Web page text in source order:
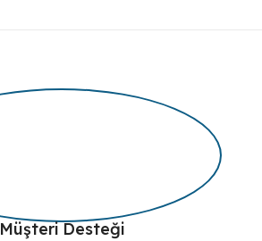
Müşteri Desteği